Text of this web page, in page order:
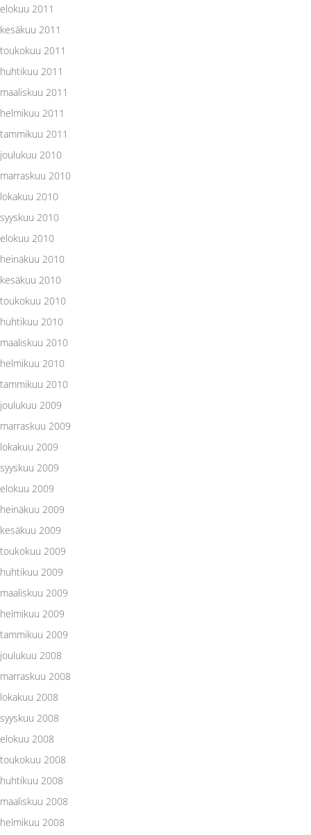
elokuu 2011
kesäkuu 2011
toukokuu 2011
huhtikuu 2011
maaliskuu 2011
helmikuu 2011
tammikuu 2011
joulukuu 2010
marraskuu 2010
lokakuu 2010
syyskuu 2010
elokuu 2010
heinäkuu 2010
kesäkuu 2010
toukokuu 2010
huhtikuu 2010
maaliskuu 2010
helmikuu 2010
tammikuu 2010
joulukuu 2009
marraskuu 2009
lokakuu 2009
syyskuu 2009
elokuu 2009
heinäkuu 2009
kesäkuu 2009
toukokuu 2009
huhtikuu 2009
maaliskuu 2009
helmikuu 2009
tammikuu 2009
joulukuu 2008
marraskuu 2008
lokakuu 2008
syyskuu 2008
elokuu 2008
toukokuu 2008
huhtikuu 2008
maaliskuu 2008
helmikuu 2008